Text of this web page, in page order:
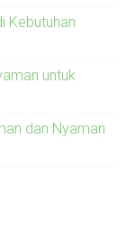
Kebutuhan
untuk
dan Nyaman